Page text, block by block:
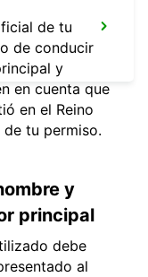
de tu
de conducir
y
en cuenta que
en el Reino
tu permiso.
y
principal
debe
al